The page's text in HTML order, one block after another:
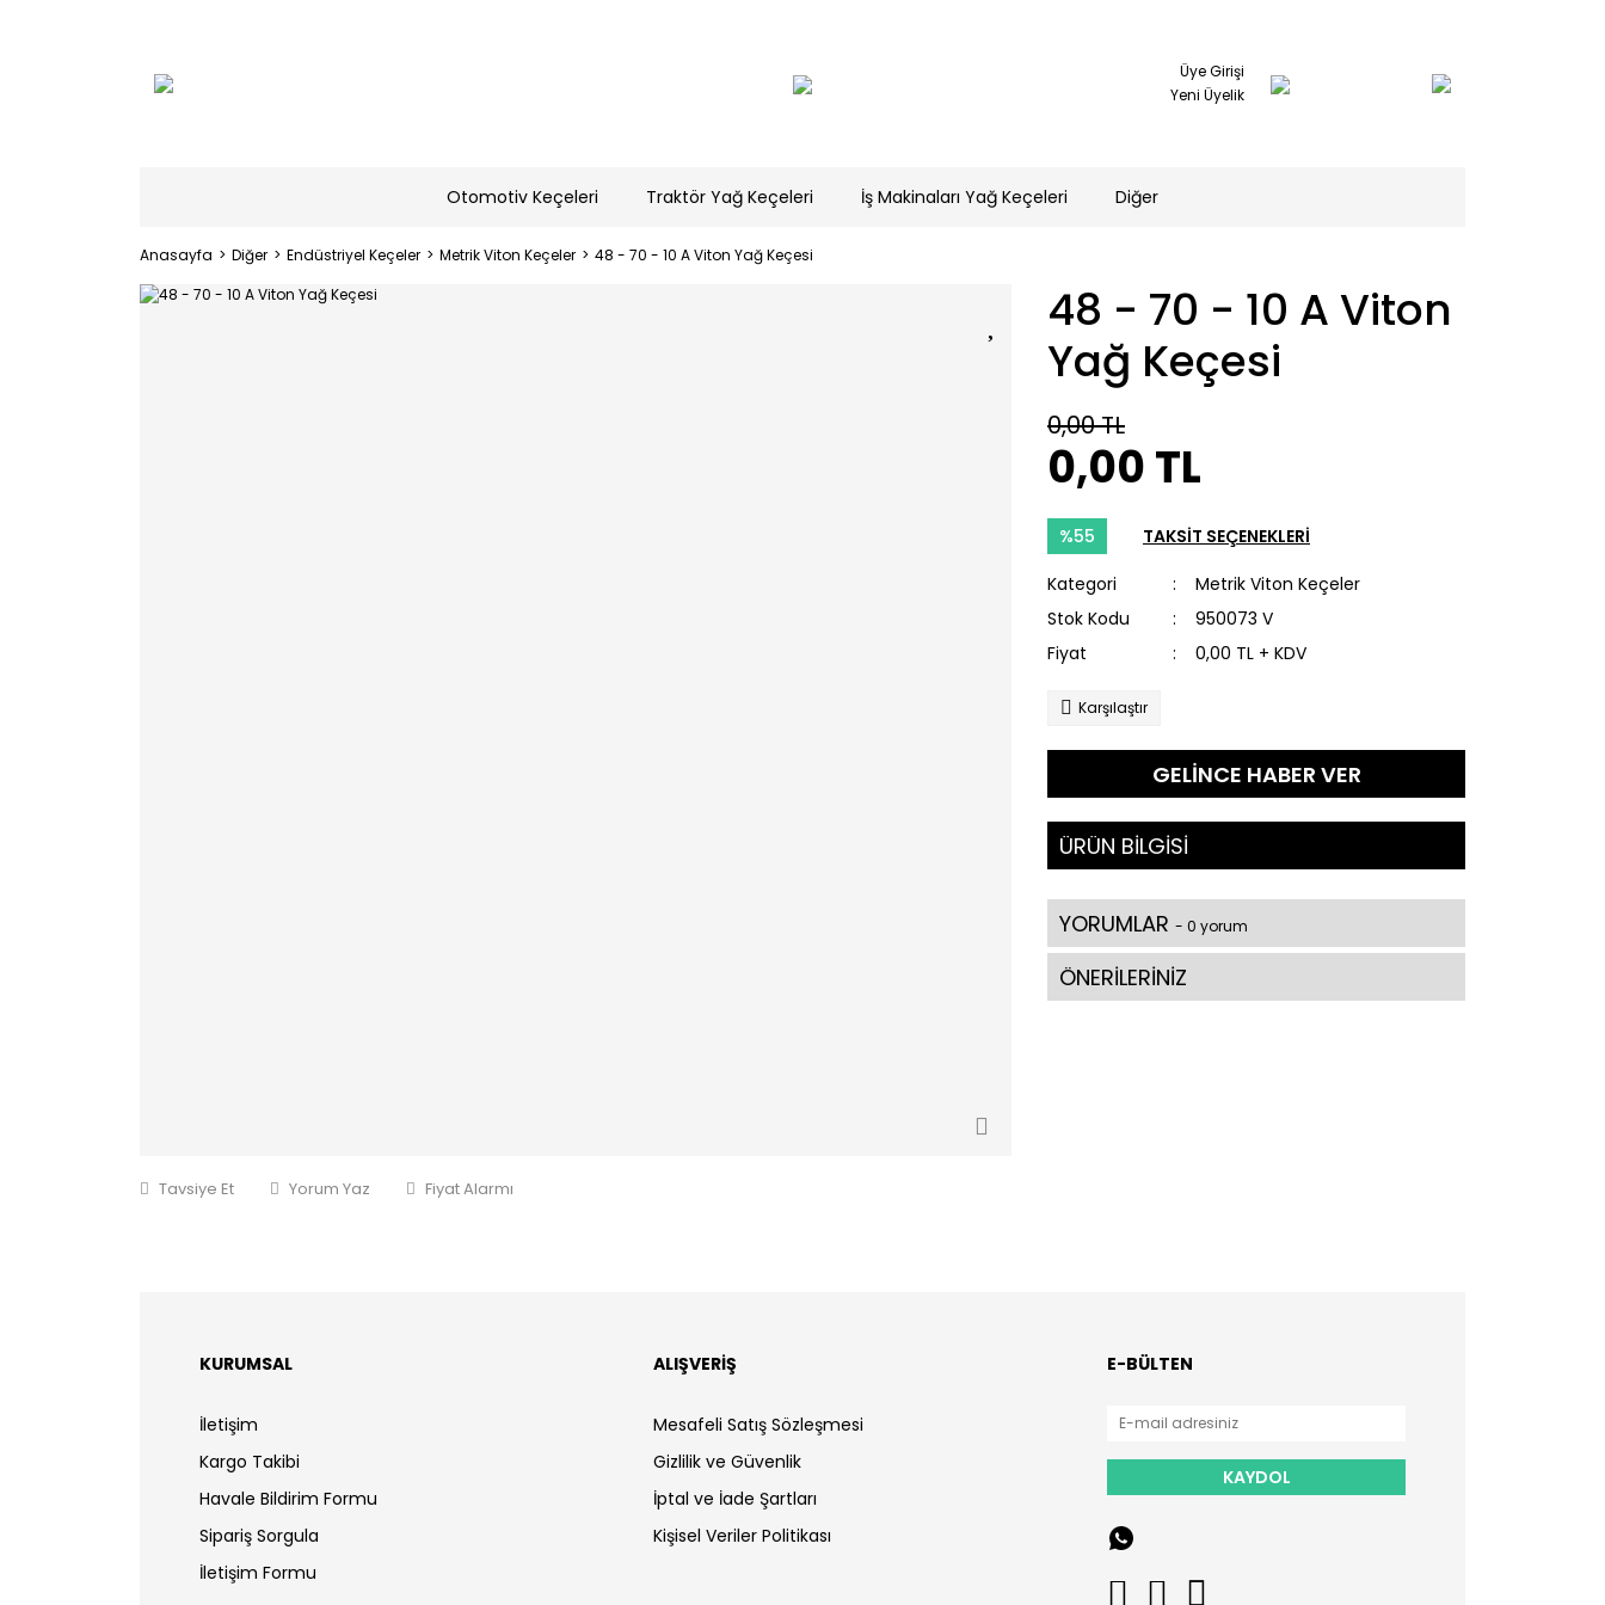
Üye Girişi
Yeni Üyelik
Otomotiv Keçeleri Traktör Yağ Keçeleri İş Makinaları Yağ Keçeleri Diğer
Anasayfa Diğer Endüstriyel Keçeler Metrik Viton Keçeler 48 - 70 - 10 A Viton Yağ Keçesi
Tavsiye Et Yorum Yaz Fiyat Alarmı
48 - 70 - 10 A Viton
Yağ Keçesi
0,00 TL
0,00 TL
%55 TAKSİT SEÇENEKLERİ
Kategori
Metrik Viton Keçeler
Stok Kodu
950073 V
Fiyat
0,00 TL + KDV
Karşılaştır
GELİNCE HABER VER
ÜRÜN BİLGİSİ
YORUMLAR - 0 yorum
ÖNERİLERİNİZ
KURUMSAL
İletişim
Kargo Takibi
Havale Bildirim Formu
Sipariş Sorgula
İletişim Formu
ALIŞVERİŞ
Mesafeli Satış Sözleşmesi
Gizlilik ve Güvenlik
İptal ve İade Şartları
Kişisel Veriler Politikası
E-BÜLTEN
KAYDOL